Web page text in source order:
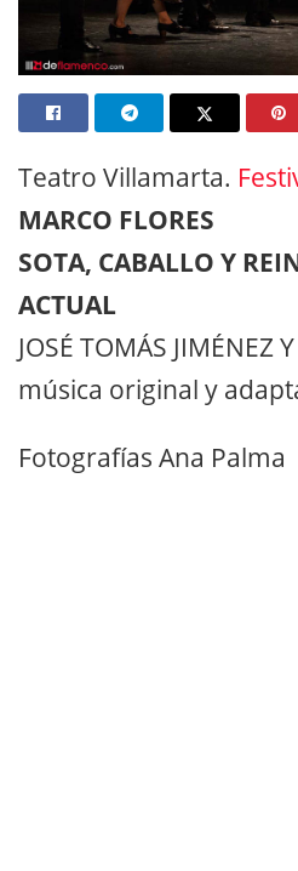
Teatro Villamarta.
MARCO FLORES
SOTA, CABALLO Y
ACTUAL
JOSÉ TOMÁS JIMÉNEZ
música original y
Fotografías Ana Palma